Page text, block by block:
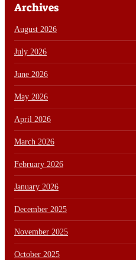
Archives
August 2026
July 2026
June 2026
May 2026
April 2026
March 2026
February 2026
January 2026
December 2025
November 2025
October 2025